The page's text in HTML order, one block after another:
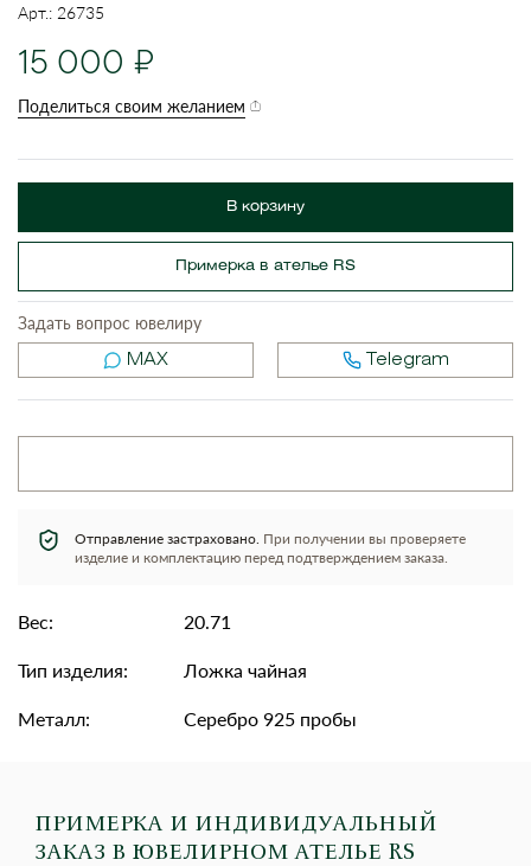
Арт.: 26735
15 000
Поделиться своим желанием
В корзину
Примерка в ателье RS
Задать вопрос ювелиру
MAX Telegram
Отправление застраховано. При получении вы проверяете
изделие и комплектацию перед подтверждением заказа.
Вес:
20.71
Тип изделия:
Ложка чайная
Металл:
Серебро 925 пробы
ПРИМЕРКА И ИНДИВИДУАЛЬНЫЙ
ЗАКАЗ В ЮВЕЛИРНОМ АТЕЛЬЕ RS